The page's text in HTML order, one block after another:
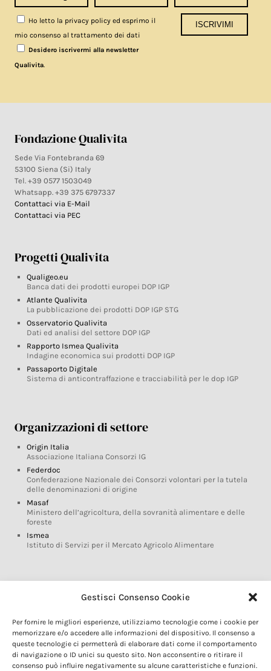
Gestisci Consenso Cookie
Per fornire le migliori esperienze, utilizziamo tecnologie come i cookie per
memorizzare e/o accedere alle informazioni del dispositivo. Il consenso a
queste tecnologie ci permetterà di elaborare dati come il comportamento
di navigazione o ID unici su questo sito. Non acconsentire o ritirare il
consenso può influire negativamente su alcune caratteristiche e funzioni.
Ho letto la privacy policy ed esprimo il
mio consenso al trattamento dei dati
Desidero iscrivermi alla newsletter
Qualivita.
Fondazione Qualivita
Sede Via Fontebranda 69
53100 Siena (Si) Italy
Tel. +39 0577 1503049
Whatsapp. +39 375 6797337
Contattaci via E-Mail
Contattaci via PEC
Progetti Qualivita
Qualigeo.eu
Banca dati dei prodotti europei DOP IGP
Atlante Qualivita
La pubblicazione dei prodotti DOP IGP STG
Osservatorio Qualivita
Dati ed analisi del settore DOP IGP
Rapporto Ismea Qualivita
Indagine economica sui prodotti DOP IGP
Passaporto Digitale
Sistema di anticontraffazione e tracciabilità per le dop IGP
Organizzazioni di settore
Origin Italia
Associazione Italiana Consorzi IG
Federdoc
Confederazione Nazionale dei Consorzi volontari per la tutela
delle denominazioni di origine
Masaf
Ministero dell’agricoltura, della sovranità alimentare e delle
foreste
Ismea
Istituto di Servizi per il Mercato Agricolo Alimentare
Glossario DOP IGP
Marchi DOP IGP
Normativa prodotti DOP IGP
Consorzi di Tutela
Farm To Fork e prodotti DOP IGP